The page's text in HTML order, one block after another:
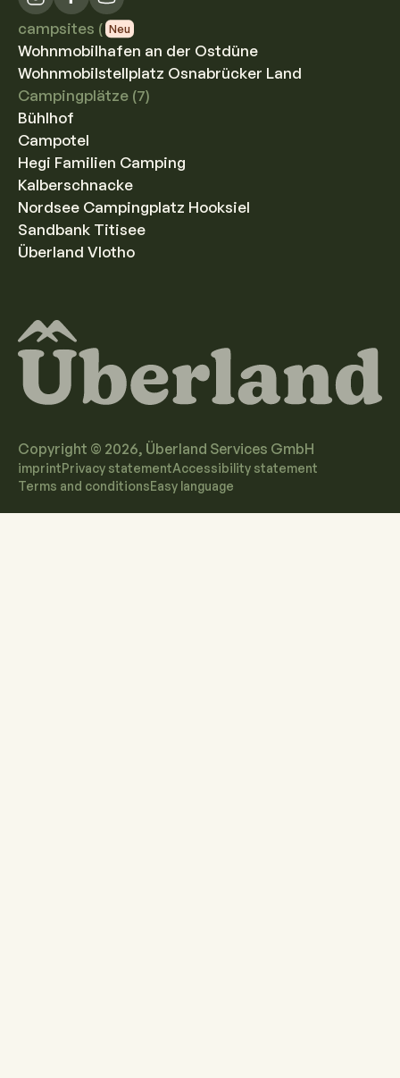
campsites ( Neu
Wohnmobilhafen an der Ostdüne
Wohnmobilstellplatz Osnabrücker Land
Campingplätze (7)
Bühlhof
Campotel
Hegi Familien Camping
Kalberschnacke
Nordsee Campingplatz Hooksiel
Sandbank Titisee
Überland Vlotho
Copyright © 2026, Überland Services GmbH
imprintPrivacy statementAccessibility statement
Terms and conditionsEasy language